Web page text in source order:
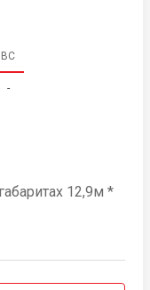
ВС
-
12,9м *